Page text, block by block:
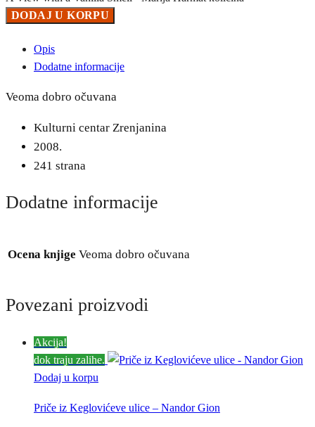
DODAJ U KORPU
Opis
Dodatne informacije
Veoma dobro očuvana
Kulturni centar Zrenjanina
2008.
241 strana
Dodatne informacije
Ocena knjige Veoma dobro očuvana
Povezani proizvodi
Akcija!
dok traju zalihe.
Dodaj u korpu
Priče iz Keglovićeve ulice – Nandor Gion